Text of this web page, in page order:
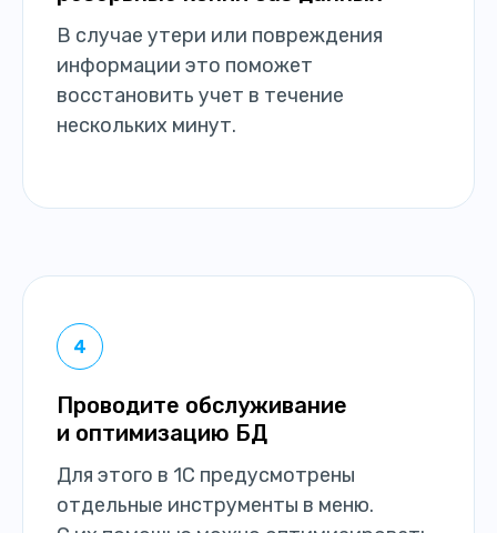
В случае утери или повреждения
информации это поможет
восстановить учет в течение
нескольких минут.
Проводите обслуживание
и оптимизацию БД
Для этого в 1С предусмотрены
отдельные инструменты в меню.